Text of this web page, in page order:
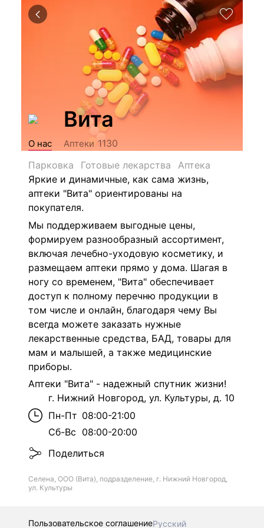
Вита
О нас Аптеки 1130
Парковка
Готовые лекарства
Аптека
Яркие и динамичные, как сама жизнь,
аптеки "Вита" ориентированы на
покупателя.
Мы поддерживаем выгодные цены,
формируем разнообразный ассортимент,
включая лечебно-уходовую косметику, и
размещаем аптеки прямо у дома. Шагая в
ногу со временем, "Вита" обеспечивает
доступ к полному перечню продукции в
том числе и онлайн, благодаря чему Вы
всегда можете заказать нужные
лекарственные средства, БАД, товары для
мам и малышей, а также медицинские
приборы.
Аптеки "Вита" - надежный спутник жизни!
г. Нижний Новгород, ул. Культуры, д. 10
Пн-Пт 08:00-21:00
Сб-Вс 08:00-20:00
Поделиться
Селена, ООО (Вита), подразделение, г. Нижний Новгород,
ул. Культуры
Пользовательское соглашениеРусский